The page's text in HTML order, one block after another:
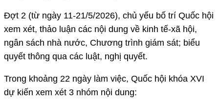
Đợt 2 (từ ngày 11-21/5/2026), chủ yếu bố trí Quốc hội
xem xét, thảo luận các nội dung về kinh tế-xã hội,
ngân sách nhà nước, Chương trình giám sát; biểu
quyết thông qua các luật, nghị quyết.
Trong khoảng 22 ngày làm việc, Quốc hội khóa XVI
dự kiến xem xét 3 nhóm nội dung: